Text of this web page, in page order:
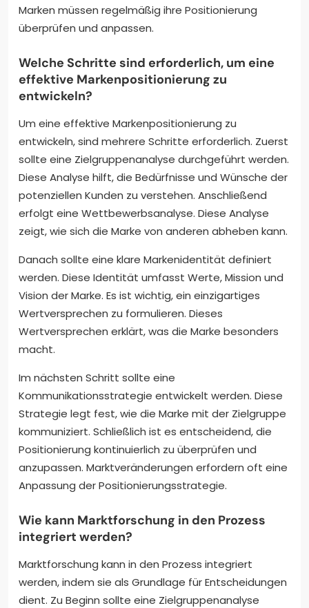
Marken müssen regelmäßig ihre Positionierung
überprüfen und anpassen.
Welche Schritte sind erforderlich, um eine
effektive Markenpositionierung zu
entwickeln?
Um eine effektive Markenpositionierung zu
entwickeln, sind mehrere Schritte erforderlich. Zuerst
sollte eine Zielgruppenanalyse durchgeführt werden.
Diese Analyse hilft, die Bedürfnisse und Wünsche der
potenziellen Kunden zu verstehen. Anschließend
erfolgt eine Wettbewerbsanalyse. Diese Analyse
zeigt, wie sich die Marke von anderen abheben kann.
Danach sollte eine klare Markenidentität definiert
werden. Diese Identität umfasst Werte, Mission und
Vision der Marke. Es ist wichtig, ein einzigartiges
Wertversprechen zu formulieren. Dieses
Wertversprechen erklärt, was die Marke besonders
macht.
Im nächsten Schritt sollte eine
Kommunikationsstrategie entwickelt werden. Diese
Strategie legt fest, wie die Marke mit der Zielgruppe
kommuniziert. Schließlich ist es entscheidend, die
Positionierung kontinuierlich zu überprüfen und
anzupassen. Marktveränderungen erfordern oft eine
Anpassung der Positionierungsstrategie.
Wie kann Marktforschung in den Prozess
integriert werden?
Marktforschung kann in den Prozess integriert
werden, indem sie als Grundlage für Entscheidungen
dient. Zu Beginn sollte eine Zielgruppenanalyse